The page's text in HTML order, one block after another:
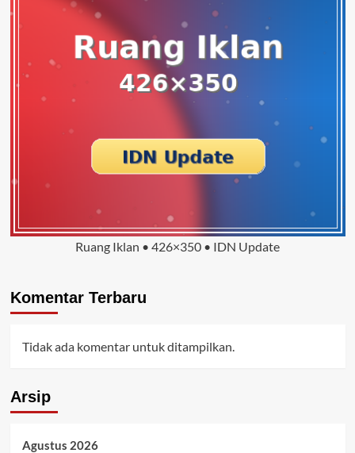
Ruang Iklan • 426×350 • IDN Update
Komentar Terbaru
Tidak ada komentar untuk ditampilkan.
Arsip
Agustus 2026